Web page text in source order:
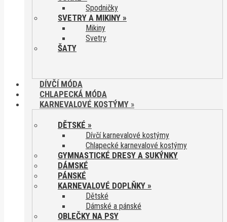
Spodničky
SVETRY A MIKINY »
Mikiny
Svetry
ŠATY
DÍVČÍ MÓDA
CHLAPECKÁ MÓDA
KARNEVALOVÉ KOSTÝMY »
DĚTSKÉ »
Dívčí karnevalové kostýmy
Chlapecké karnevalové kostýmy
GYMNASTICKÉ DRESY A SUKÝNKY
DÁMSKÉ
PÁNSKÉ
KARNEVALOVÉ DOPLŇKY »
Dětské
Dámské a pánské
OBLEČKY NA PSY